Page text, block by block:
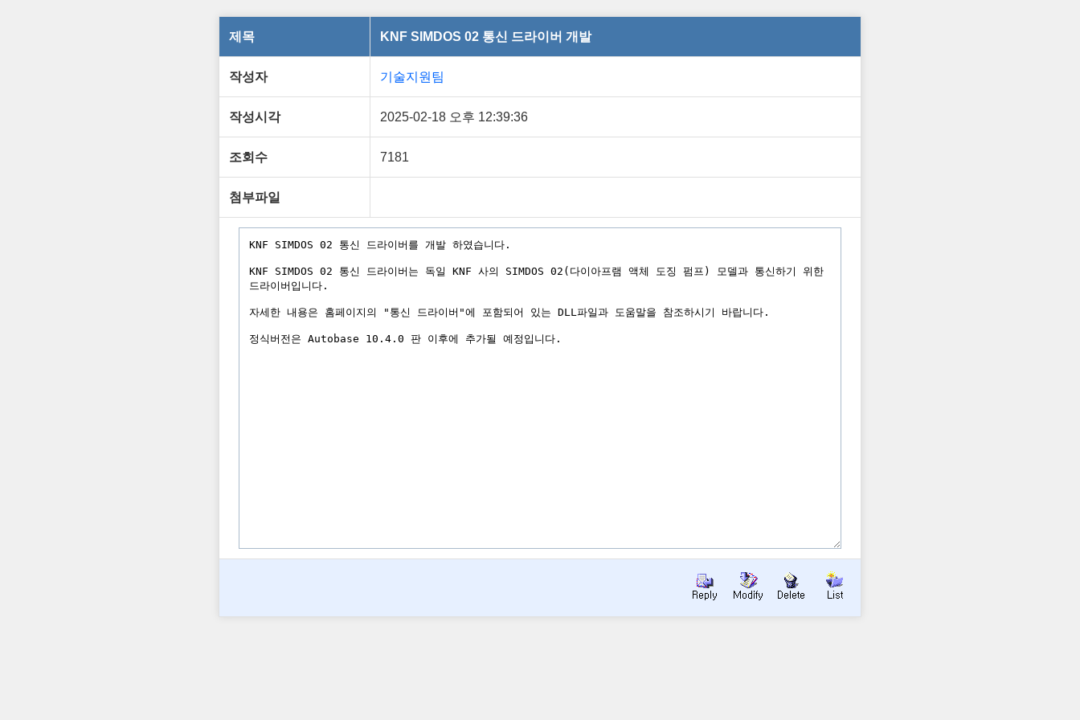
제목 KNF SIMDOS 02 통신 드라이버 개발
작성자 기술지원팀
작성시각 2025-02-18 오후 12:39:36
조회수 7181
첨부파일